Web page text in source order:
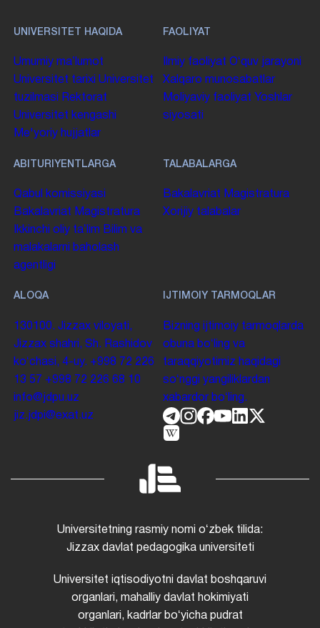
UNIVERSITET HAQIDA
Umumiy maʼlumot
Universitet tarixi Universitet
tuzilmasi
Rektorat
Universitet kengashi
Me'yoriy hujjatlar
FAOLIYAT
Ilmiy faoliyat Oʻquv jarayoni
Xalqaro munosabatlar
Moliyaviy faoliyat Yoshlar
siyosati
ABITURIYENTLARGA
Qabul komissiyasi
Bakalavriat Magistratura
Ikkinchi oliy taʼlim Bilim va
malakalarni baholash
agentligi
TALABALARGA
Bakalavriat Magistratura
Xorijiy talabalar
ALOQA
130100. Jizzax viloyati,
Jizzax shahri, Sh. Rashidov
koʻchasi, 4-uy. +998 72 226
13 57 +998 72 226 68 10
info@jdpu.uz
jiz.jdpi@exat.uz
IJTIMOIY TARMOQLAR
Bizning ijtimoiy tarmoqlarda
obuna boʻling va
taraqqiyotimiz haqidagi
soʻnggi yangiliklardan
xabardor boʻling.
Universitetning rasmiy nomi oʻzbek tilida:
Jizzax davlat pedagogika universiteti
Universitet iqtisodiyotni davlat boshqaruvi
organlari, mahalliy davlat hokimiyati
organlari, kadrlar boʻyicha pudrat